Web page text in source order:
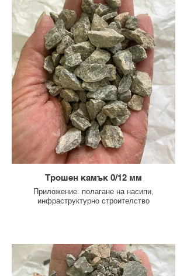
Трошен камък 0/12 мм
Приложение: полагане на насипи,
инфраструктурно строителство